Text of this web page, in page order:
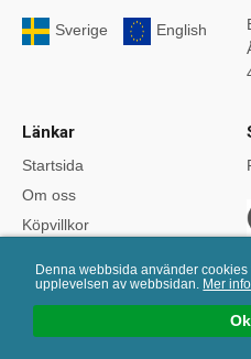
Denna webbsida använder cookies
upplevelsen av webbsidan. Mer
Sverige English
Länkar
Startsida
Om oss
Köpvillkor
Kurser